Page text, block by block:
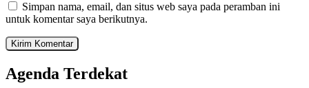
Simpan nama, email, dan situs web saya pada peramban ini
untuk komentar saya berikutnya.
Agenda Terdekat